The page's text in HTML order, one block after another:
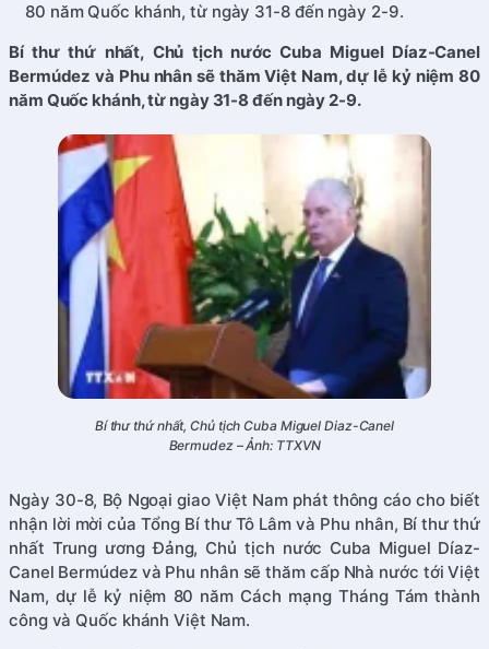
80 năm Quốc khánh, từ ngày 31-8 đến ngày 2-9.
Bí thư thứ nhất, Chủ tịch nước Cuba Miguel Díaz-Canel
Bermúdez và Phu nhân sẽ thăm Việt Nam, dự lễ kỷ niệm 80
năm Quốc khánh, từ ngày 31-8 đến ngày 2-9.
Bí thư thứ nhất, Chủ tịch Cuba Miguel Diaz-Canel
Bermudez – Ảnh: TTXVN
Ngày 30-8, Bộ Ngoại giao Việt Nam phát thông cáo cho biết
nhận lời mời của Tổng Bí thư Tô Lâm và Phu nhân, Bí thư thứ
nhất Trung ương Đảng, Chủ tịch nước Cuba Miguel Díaz-
Canel Bermúdez và Phu nhân sẽ thăm cấp Nhà nước tới Việt
Nam, dự lễ kỷ niệm 80 năm Cách mạng Tháng Tám thành
công và Quốc khánh Việt Nam.